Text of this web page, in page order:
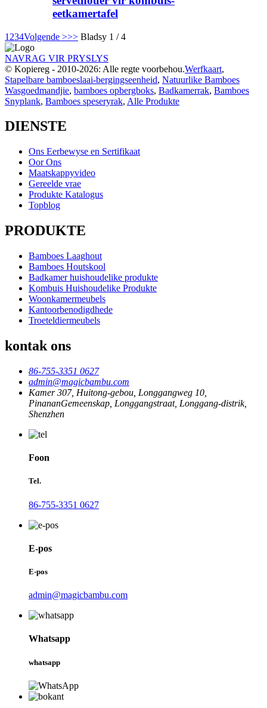
eetkamertafel
1 234Volgende >>> Bladsy 1 / 4
NAVRAG VIR PRYSLYS
© Kopiereg - 2010-2026: Alle regte voorbehou.Werfkaart,
Stapelbare bamboeslaai-bergingseenheid, Natuurlike Bamboes
Wasgoedmandjie, bamboes opbergboks, Badkamerrak, Bamboes
Snyplank, Bamboes speseryrak, Alle Produkte
DIENSTE
Ons Eerbewyse en Sertifikaat
Oor Ons
Maatskappyvideo
Gereelde vrae
Produkte Katalogus
Topblog
PRODUKTE
Bamboes Laaghout
Bamboes Houtskool
Badkamer huishoudelike produkte
Kombuis Huishoudelike Produkte
Woonkamermeubels
Kantoorbenodigdhede
Troeteldiermeubels
kontak ons
86-755-3351 0627
admin@magicbambu.com
Kamer 307, Huitong-gebou, Longgangweg 10,
PinananGemeenskap, Longgangstraat, Longgang-distrik,
Shenzhen
Foon
Tel.
86-755-3351 0627
E-pos
E-pos
admin@magicbambu.com
Whatsapp
whatsapp